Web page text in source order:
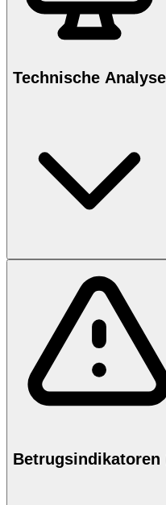
Technische Analyse
Betrugsindikatoren